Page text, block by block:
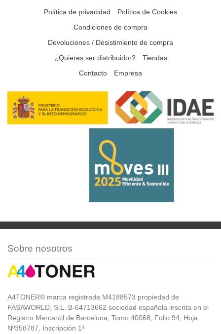
Política de privacidad
Política de Cookies
Condiciones de compra
Devoluciones / Desistimiento de compra
¿Quieres ser distribuidor?
Tiendas
Contacto
Empresa
Sobre nosotros
A4TONER® marca registrada M4188573 propiedad de
FASAWORLD, S.L. B-64713662 sociedad española inscrita en el
Registro Mercantil de Barcelona, Tomo 40068, Folio 94, Hoja
Nº358787, Inscripción 1ª